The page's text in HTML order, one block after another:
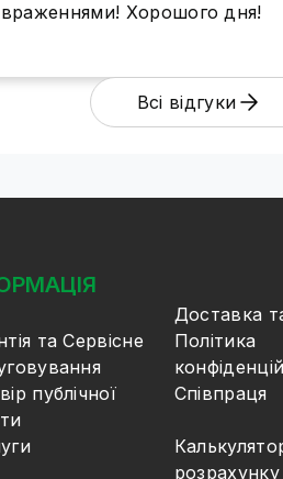
Хорошого дня!
Всі відгуки
Доставка
та Сервісне
Політика
публічної
Співпраця